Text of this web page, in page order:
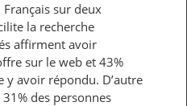
sur deux
la recherche
affirment avoir
sur le web et 43%
y avoir répondu. D’autre
des personnes